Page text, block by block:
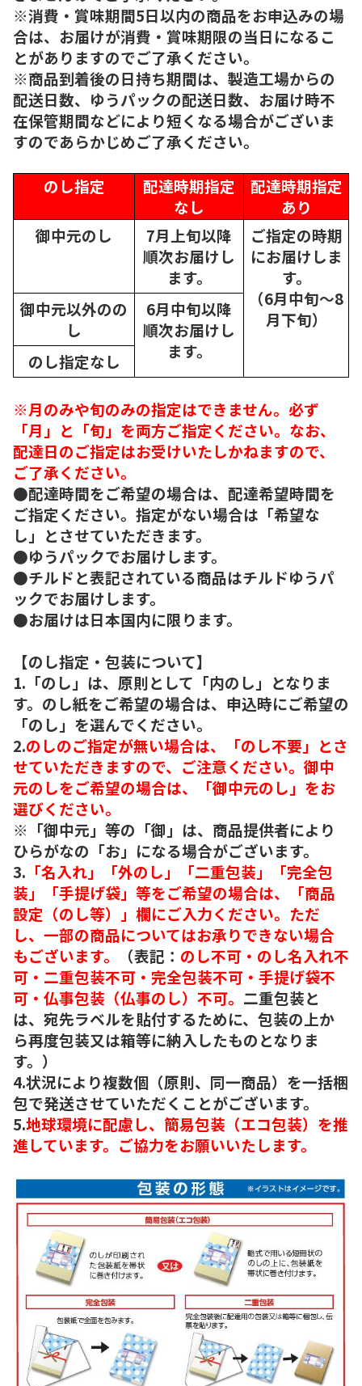
※消費・賞味期間5日以内の商品をお申込みの場
合は、お届けが消費・賞味期限の当日になるこ
とがありますのでご了承ください。
※商品到着後の日持ち期間は、製造工場からの
配送日数、ゆうパックの配送日数、お届け時不
在保管期間などにより短くなる場合がございま
すのであらかじめご了承ください。
のし指定
配達時期指定
なし
配達時期指定
あり
御中元のし
7月上旬以降
順次お届けし
ます。
ご指定の時期
にお届けしま
す。
（6月中旬～8
月下旬）
御中元以外のの
し
6月中旬以降
順次お届けし
ます。
のし指定なし
※月のみや旬のみの指定はできません。必ず
「月」と「旬」を両方ご指定ください。なお、
配達日のご指定はお受けいたしかねますので、
ご了承ください。
●配達時間をご希望の場合は、配達希望時間を
ご指定ください。指定がない場合は「希望な
し」とさせていただきます。
●ゆうパックでお届けします。
●チルドと表記されている商品はチルドゆうパ
ックでお届けします。
●お届けは日本国内に限ります。
【のし指定・包装について】
1.「のし」は、原則として「内のし」となりま
す。のし紙をご希望の場合は、申込時にご希望の
「のし」を選んでください。
2.のしのご指定が無い場合は、「のし不要」とさ
せていただきますので、ご注意ください。御中
元のしをご希望の場合は、「御中元のし」をお
選びください。
※「御中元」等の「御」は、商品提供者により
ひらがなの「お」になる場合がございます。
3. 「名入れ」「外のし」「二重包装」「完全包
装」「手提げ袋」等をご希望の場合は、「商品
設定（のし等）」欄にご入力ください。ただ
し、一部の商品についてはお承りできない場合
もございます。
（表記： のし不可・のし名入れ不
可・二重包装不可・完全包装不可・手提げ袋不
可・仏事包装（仏事のし）不可。 二重包装と
は、宛先ラベルを貼付するために、包装の上か
ら再度包装又は箱等に納入したものとなりま
す。）
4.状況により複数個（原則、同一商品）を一括梱
包で発送させていただくことがございます。
5.地球環境に配慮し、簡易包装（エコ包装）を推
進しています。ご協力をお願いいたします。